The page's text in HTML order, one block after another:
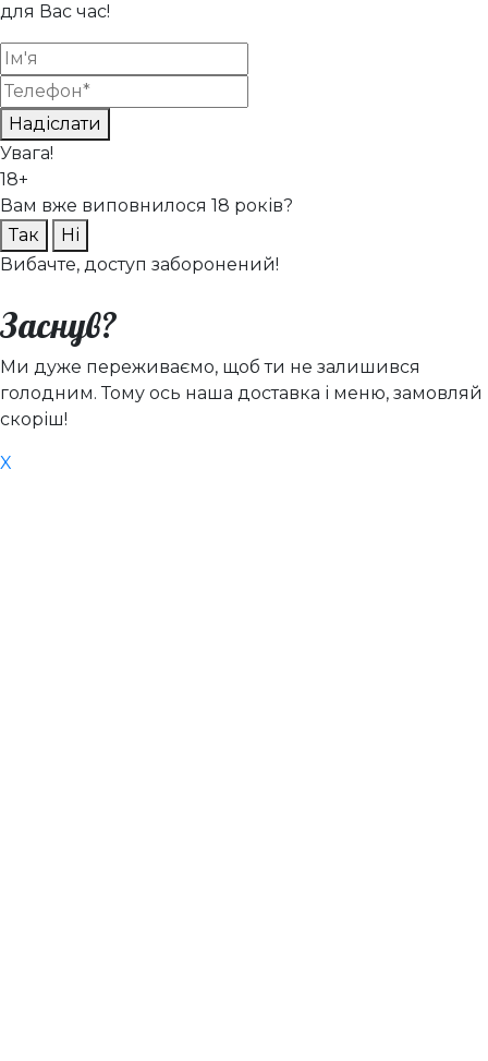
для Вас час!
Надіслати
Увага!
18+
Вам вже виповнилося 18 років?
Так
Ні
Вибачте, доступ заборонений!
Заснув?
Ми дуже переживаємо, щоб ти не залишився
голодним. Тому ось наша доставка і меню, замовляй
скоріш!
X